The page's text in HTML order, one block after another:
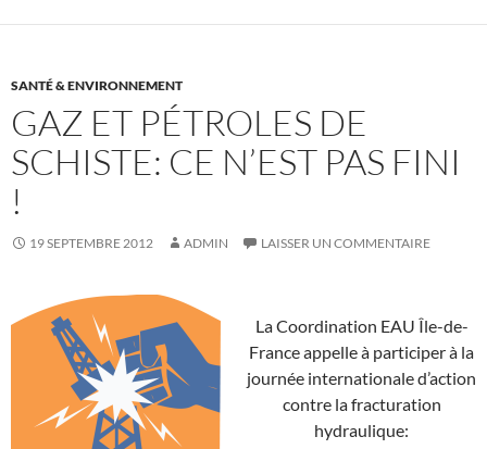
SANTÉ & ENVIRONNEMENT
GAZ ET PÉTROLES DE
SCHISTE: CE N’EST PAS FINI
!
19 SEPTEMBRE 2012 ADMIN LAISSER UN COMMENTAIRE
La Coordination EAU Île-de-
France appelle à participer à la
journée internationale d’action
contre la fracturation
hydraulique: